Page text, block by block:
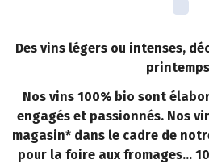
Des vins légers ou intenses,
Nos vins 100% bio sont
engagés et passionnés. Nos
magasin* dans le cadre de
pour la foire aux fromages...